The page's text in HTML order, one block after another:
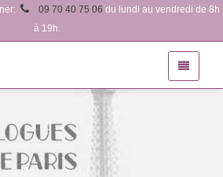
09 70 40 75 06 du lundi au vendredi de 8h
à 19h.